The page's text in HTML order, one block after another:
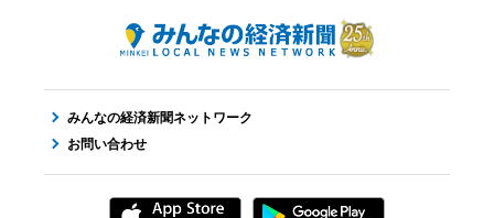
みんなの経済新聞ネットワーク
お問い合わせ